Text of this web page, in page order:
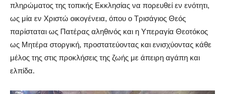
πληρώματος της τοπικής Εκκλησίας να πορευθεί εν ενότητι,
ως μία εν Χριστώ οικογένεια, όπου ο Τρισάγιος Θεός
παρίσταται ως Πατέρας αληθινός και η Υπεραγία Θεοτόκος
ως Μητέρα στοργική, προστατεύοντας και ενισχύοντας κάθε
μέλος της στις προκλήσεις της ζωής με άπειρη αγάπη και
ελπίδα.